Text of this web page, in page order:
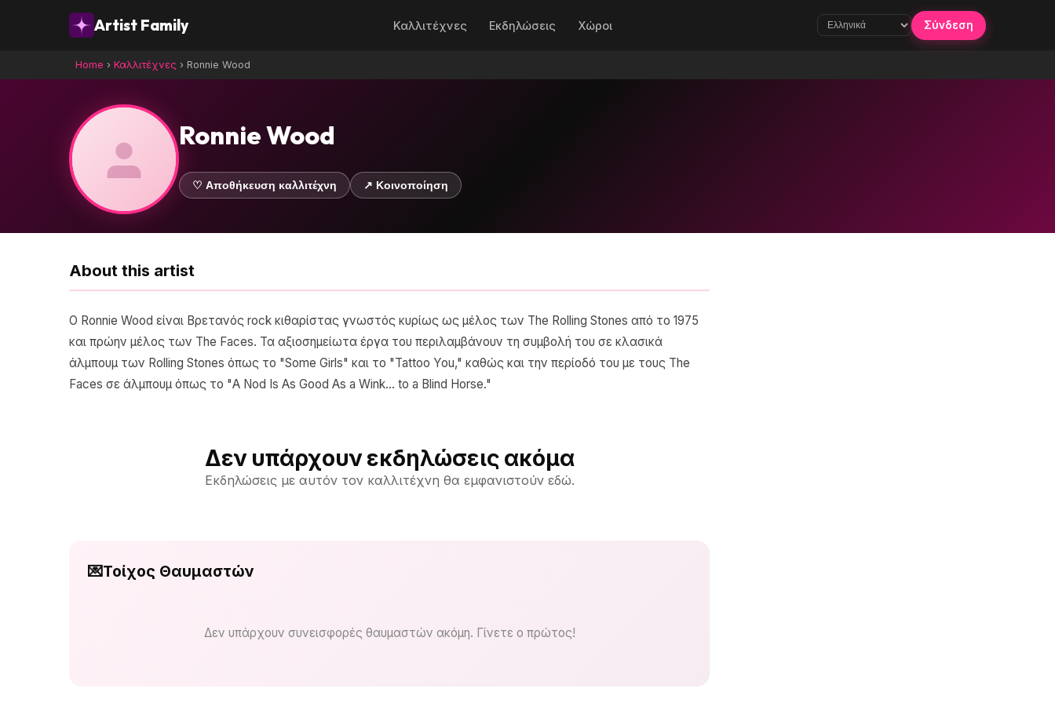
Artist Family Καλλιτέχνες Εκδηλώσεις Χώροι Σύνδεση
Home › Καλλιτέχνες › Ronnie Wood
Ronnie Wood
♡ Αποθήκευση καλλιτέχνη ↗ Κοινοποίηση
About this artist
Ο Ronnie Wood είναι Βρετανός rock κιθαρίστας γνωστός κυρίως ως μέλος των The Rolling Stones από το 1975
και πρώην μέλος των The Faces. Τα αξιοσημείωτα έργα του περιλαμβάνουν τη συμβολή του σε κλασικά
άλμπουμ των Rolling Stones όπως το "Some Girls" και το "Tattoo You," καθώς και την περίοδό του με τους The
Faces σε άλμπουμ όπως το "A Nod Is As Good As a Wink... to a Blind Horse."
Δεν υπάρχουν εκδηλώσεις ακόμα
Εκδηλώσεις με αυτόν τον καλλιτέχνη θα εμφανιστούν εδώ.
💌Τοίχος Θαυμαστών
Δεν υπάρχουν συνεισφορές θαυμαστών ακόμη. Γίνετε ο πρώτος!